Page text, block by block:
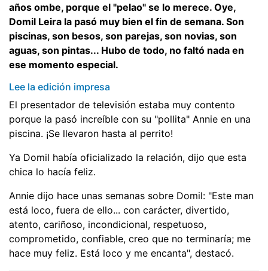
años ombe, porque el "pelao" se lo merece. Oye,
Domil Leira la pasó muy bien el fin de semana. Son
piscinas, son besos, son parejas, son novias, son
aguas, son pintas... Hubo de todo, no faltó nada en
ese momento especial.
Lee la edición impresa
El presentador de televisión estaba muy contento
porque la pasó increíble con su "pollita" Annie en una
piscina. ¡Se llevaron hasta al perrito!
Ya Domil había oficializado la relación, dijo que esta
chica lo hacía feliz.
Annie dijo hace unas semanas sobre Domil: "Este man
está loco, fuera de ello... con carácter, divertido,
atento, cariñoso, incondicional, respetuoso,
comprometido, confiable, creo que no terminaría; me
hace muy feliz. Está loco y me encanta", destacó.